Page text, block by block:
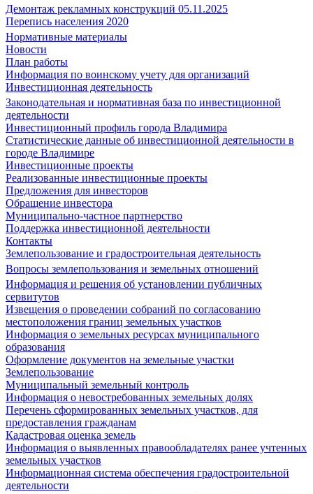
Демонтаж рекламных конструкций 05.11.2025
Перепись населения 2020
Нормативные материалы
Новости
План работы
Информация по воинскому учету для организаций
Инвестиционная деятельность
Законодательная и нормативная база по инвестиционной
деятельности
Инвестиционный профиль города Владимира
Статистические данные об инвестиционной деятельности в
городе Владимире
Инвестиционные проекты
Реализованные инвестиционные проекты
Предложения для инвесторов
Обращение инвестора
Муниципально-частное партнерство
Поддержка инвестиционной деятельности
Контакты
Землепользование и градостроительная деятельность
Вопросы землепользования и земельных отношений
Информация и решения об установлении публичных
сервитутов
Извещения о проведении собраний по согласованию
местоположения границ земельных участков
Информация о земельных ресурсах муниципального
образования
Оформление документов на земельные участки
Землепользование
Муниципальный земельный контроль
Информация о невостребованных земельных долях
Перечень сформированных земельных участков, для
предоставления гражданам
Кадастровая оценка земель
Информация о выявленных правообладателях ранее учтенных
земельных участков
Информационная система обеспечения градостроительной
деятельности